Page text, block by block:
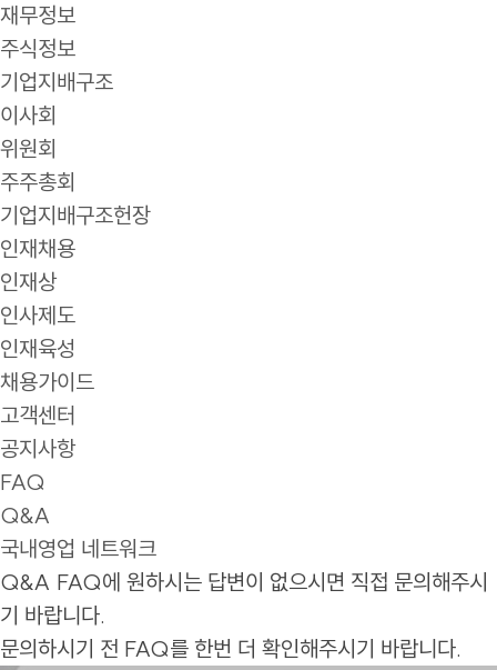
재무정보
주식정보
기업지배구조
이사회
위원회
주주총회
기업지배구조헌장
인재채용
인재상
인사제도
인재육성
채용가이드
고객센터
공지사항
FAQ
Q&A
국내영업 네트워크
Q&A FAQ에 원하시는 답변이 없으시면 직접 문의해주시
기 바랍니다.
문의하시기 전 FAQ를 한번 더 확인해주시기 바랍니다.